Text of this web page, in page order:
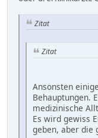
Zitat
Zitat
Ansonsten
Behauptungen.
medizinische
Es wird gewiss
geben, aber die